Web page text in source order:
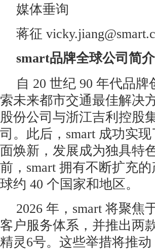
媒体垂询
蒋征
smart品牌全球公司简介
自 20 世纪 90 年代品
索未来都市交通最佳解决
股份公司与浙江吉利控股
司。此后，smart 成功实
面焕新，发展成为独具特
前，smart 拥有不断扩充
球约 40 个国家和地区。
2026 年，smart 将聚焦
客户服务体系，并推出两
精灵6号。这些举措将推